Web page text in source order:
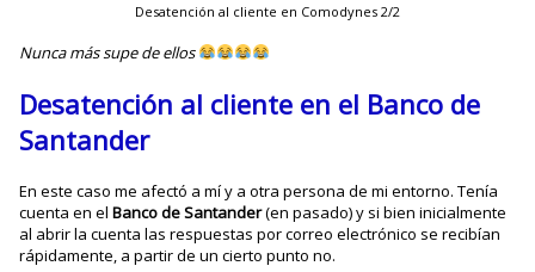
Desatención al cliente en Comodynes 2/2
Nunca más supe de ellos
Desatención al cliente en el Banco de
Santander
En este caso me afectó a mí y a otra persona de mi entorno. Tenía
cuenta en elBanco de Santander(en pasado) y si bien inicialmente
al abrir la cuenta las respuestas por correo electrónico se recibían
rápidamente, a partir de un cierto punto no.